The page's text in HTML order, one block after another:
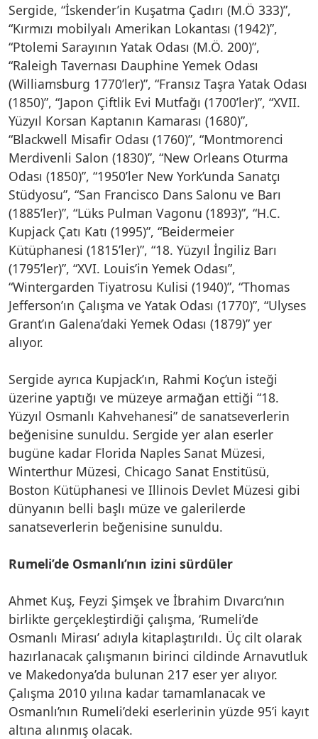
Sergide, “İskender’in Kuşatma Çadırı (M.Ö 333)”,
“Kırmızı mobilyalı Amerikan Lokantası (1942)”,
“Ptolemi Sarayının Yatak Odası (M.Ö. 200)”,
“Raleigh Tavernası Dauphine Yemek Odası
(Williamsburg 1770’ler)”, “Fransız Taşra Yatak Odası
(1850)”, “Japon Çiftlik Evi Mutfağı (1700’ler)”, “XVII.
Yüzyıl Korsan Kaptanın Kamarası (1680)”,
“Blackwell Misafir Odası (1760)”, “Montmorenci
Merdivenli Salon (1830)”, “New Orleans Oturma
Odası (1850)”, “1950’ler New York’unda Sanatçı
Stüdyosu”, “San Francisco Dans Salonu ve Barı
(1885’ler)”, “Lüks Pulman Vagonu (1893)”, “H.C.
Kupjack Çatı Katı (1995)”, “Beidermeier
Kütüphanesi (1815’ler)”, “18. Yüzyıl İngiliz Barı
(1795’ler)”, “XVI. Louis’in Yemek Odası”,
“Wintergarden Tiyatrosu Kulisi (1940)”, “Thomas
Jefferson’ın Çalışma ve Yatak Odası (1770)”, “Ulyses
Grant’ın Galena’daki Yemek Odası (1879)” yer
alıyor.
Sergide ayrıca Kupjack’ın, Rahmi Koç’un isteği
üzerine yaptığı ve müzeye armağan ettiği “18.
Yüzyıl Osmanlı Kahvehanesi” de sanatseverlerin
beğenisine sunuldu. Sergide yer alan eserler
bugüne kadar Florida Naples Sanat Müzesi,
Winterthur Müzesi, Chicago Sanat Enstitüsü,
Boston Kütüphanesi ve Illinois Devlet Müzesi gibi
dünyanın belli başlı müze ve galerilerde
sanatseverlerin beğenisine sunuldu.
Rumeli’de Osmanlı’nın izini sürdüler
Ahmet Kuş, Feyzi Şimşek ve İbrahim Dıvarcı’nın
birlikte gerçekleştirdiği çalışma, ‘Rumeli’de
Osmanlı Mirası’ adıyla kitaplaştırıldı. Üç cilt olarak
hazırlanacak çalışmanın birinci cildinde Arnavutluk
ve Makedonya’da bulunan 217 eser yer alıyor.
Çalışma 2010 yılına kadar tamamlanacak ve
Osmanlı’nın Rumeli’deki eserlerinin yüzde 95’i kayıt
altına alınmış olacak.